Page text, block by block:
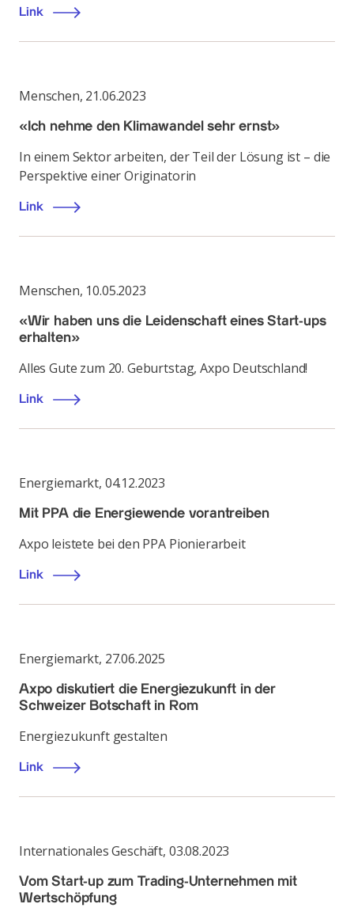
Link
Menschen, 21.06.2023
«Ich nehme den Klimawandel sehr ernst»
In einem Sektor arbeiten, der Teil der Lösung ist – die
Perspektive einer Originatorin
Link
Menschen, 10.05.2023
«Wir haben uns die Leidenschaft eines Start-ups
erhalten»
Alles Gute zum 20. Geburtstag, Axpo Deutschland!
Link
Energiemarkt, 04.12.2023
Mit PPA die Energiewende vorantreiben
Axpo leistete bei den PPA Pionierarbeit
Link
Energiemarkt, 27.06.2025
Axpo diskutiert die Energiezukunft in der
Schweizer Botschaft in Rom
Energiezukunft gestalten
Link
Internationales Geschäft, 03.08.2023
Vom Start-up zum Trading-Unternehmen mit
Wertschöpfung